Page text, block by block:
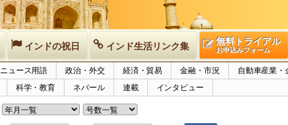
インドの祝日 インド生活リンク集 無料トライアル
お申込みフォーム
ニュース用語 政治・外交 経済・貿易 金融・市況
自動車産業・
科学・教育 ネパール 連載 インタビュー